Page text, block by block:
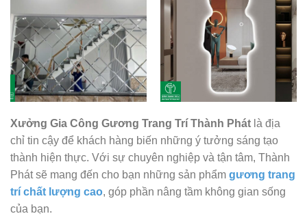
Xưởng Gia Công Gương Trang Trí Thành Phát là địa
chỉ tin cậy để khách hàng biến những ý tưởng sáng tạo
thành hiện thực. Với sự chuyên nghiệp và tận tâm, Thành
Phát sẽ mang đến cho bạn những sản phẩm gương trang
trí chất lượng cao, góp phần nâng tầm không gian sống
của bạn.